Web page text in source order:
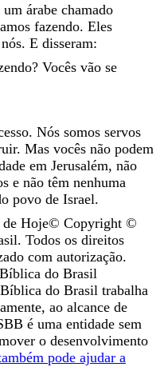
um árabe chamado
fazendo. Eles
nós. E disseram:
? Vocês vão se
. Nós somos servos
. Mas vocês não podem
em Jerusalém, não
e não têm nenhuma
povo de Israel.
de Hoje© Copyright ©
Todos os direitos
com autorização.
do Brasil
do Brasil trabalha
ao alcance de
é uma entidade sem
o desenvolvimento
pode ajudar a